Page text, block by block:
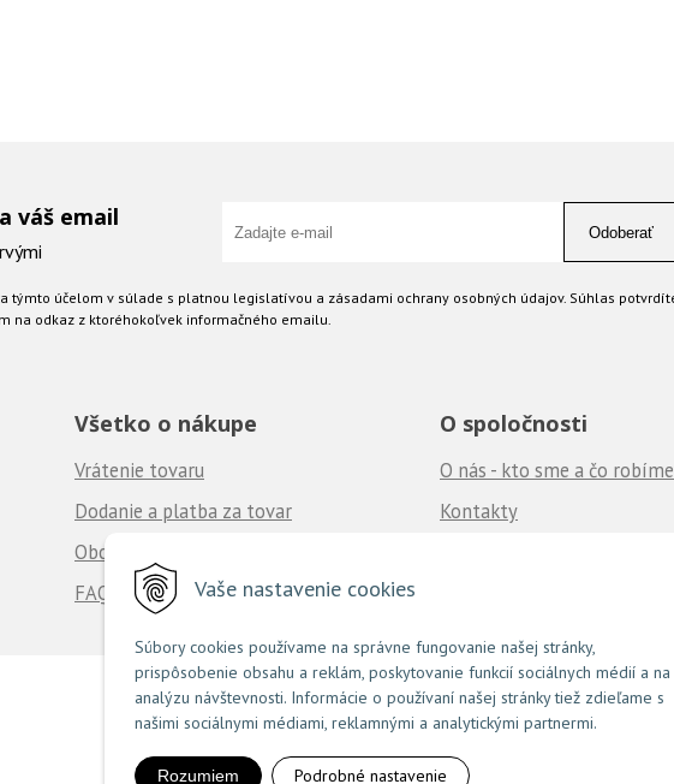
Vaše nastavenie cookies
Súbory cookies používame na správne fungovanie našej stránky,
prispôsobenie obsahu a reklám, poskytovanie funkcií sociálnych médií a na
analýzu návštevnosti. Informácie o používaní našej stránky tiež zdieľame s
našimi sociálnymi médiami, reklamnými a analytickými partnermi.
Rozumiem Podrobné nastavenie
váš email
Odoberať
týmto účelom v súlade s platnou legislatívou a zásadami ochrany osobných údajov. Súhlas
na odkaz z ktoréhokoľvek informačného emailu.
Všetko o nákupe
Vrátenie tovaru
Dodanie a platba za tovar
Obchodné podmienky
FAQ - často kladené otázky
O spoločnosti
O nás - kto sme a čo
Kontakty
© 2026 Couture.sk • NextShop & e-shop Pohoda Connectorby NextCom s.r.o.